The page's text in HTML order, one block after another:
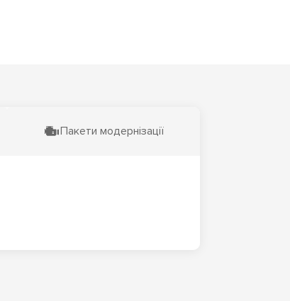
Пакети модернізації